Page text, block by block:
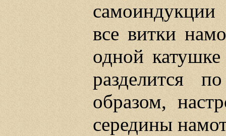
все витки
одной
разделится
образом,
середины